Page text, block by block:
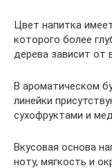
Цвет напитка
которого более
дерева зависит от
В ароматическом
линейки
сухофруктами и
Вкусовая основа
ноту, мягкость и